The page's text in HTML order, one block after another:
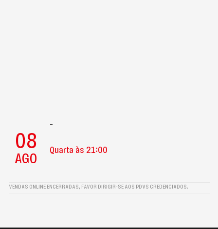
08
AGO
-
Quarta às 21:00
VENDAS ONLINE ENCERRADAS, FAVOR DIRIGIR-SE AOS PDVS CREDENCIADOS.